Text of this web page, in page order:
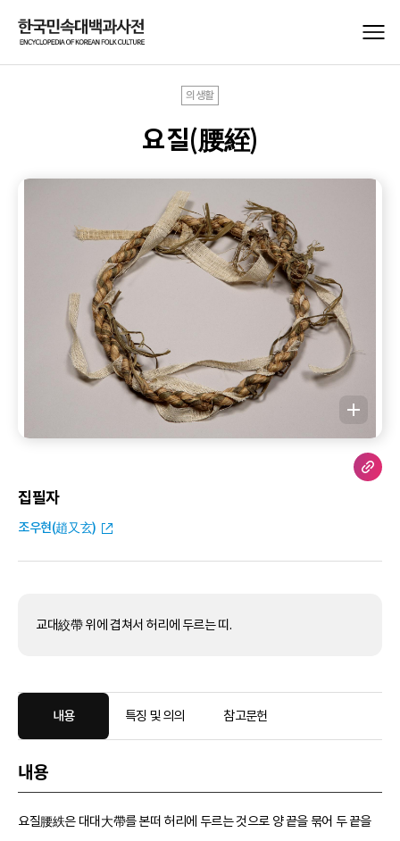
의생활
요질(腰絰)
집필자
조우현(趙又玄)
교대絞帶 위에 겹쳐서 허리에 두르는 띠.
내용 특징 및 의의 참고문헌
내용
요질腰紩은 대대大帶를 본떠 허리에 두르는 것으로 양 끝을 묶어 두 끝을